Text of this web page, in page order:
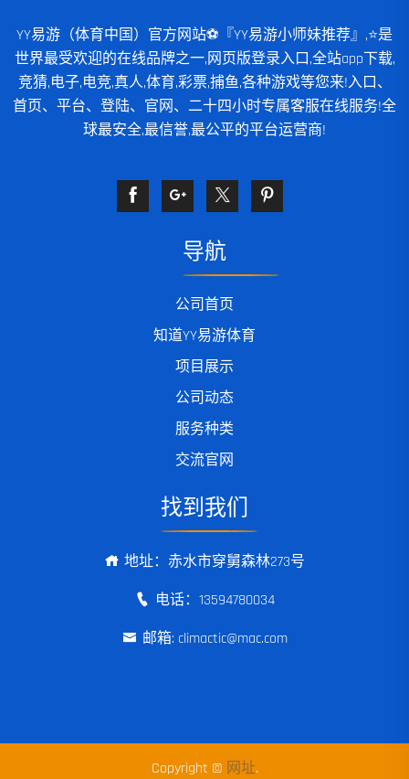
YY易游（体育中国）官方网站⚽️『YY易游小师妹推荐』,⭐️是
世界最受欢迎的在线品牌之一,网页版登录入口,全站app下载,
竞猜,电子,电竞,真人,体育,彩票,捕鱼,各种游戏等您来!入口、
首页、平台、登陆、官网、二十四小时专属客服在线服务!全
球最安全,最信誉,最公平的平台运营商!
导航
公司首页
知道YY易游体育
项目展示
公司动态
服务种类
交流官网
找到我们
地址：赤水市穿舅森林273号
电话：13594780034
邮箱: climactic@mac.com
Copyright © 网址.